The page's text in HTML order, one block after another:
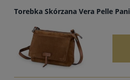
Torebka Skórzana Vera Pelle